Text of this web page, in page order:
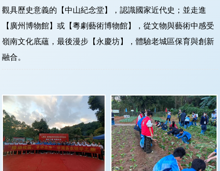
觀具歷史意義的【中山紀念堂】，認識國家近代史；並走進
【廣州博物館】或【粵劇藝術博物館】，從文物與藝術中感受
嶺南文化底蘊，最後漫步【永慶坊】，體驗老城區保育與創新
融合。